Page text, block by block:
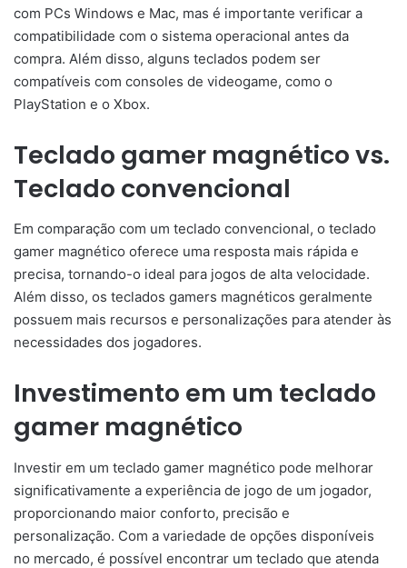
com PCs Windows e Mac, mas é importante verificar a
compatibilidade com o sistema operacional antes da
compra. Além disso, alguns teclados podem ser
compatíveis com consoles de videogame, como o
PlayStation e o Xbox.
Teclado gamer magnético vs.
Teclado convencional
Em comparação com um teclado convencional, o teclado
gamer magnético oferece uma resposta mais rápida e
precisa, tornando-o ideal para jogos de alta velocidade.
Além disso, os teclados gamers magnéticos geralmente
possuem mais recursos e personalizações para atender às
necessidades dos jogadores.
Investimento em um teclado
gamer magnético
Investir em um teclado gamer magnético pode melhorar
significativamente a experiência de jogo de um jogador,
proporcionando maior conforto, precisão e
personalização. Com a variedade de opções disponíveis
no mercado, é possível encontrar um teclado que atenda